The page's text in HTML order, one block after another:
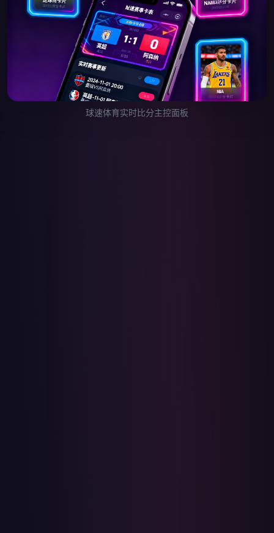
球速体育实时比分主控面板